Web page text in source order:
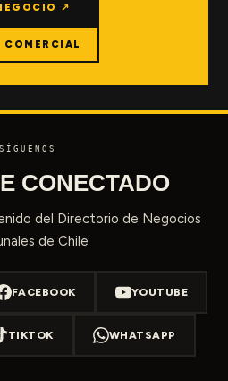
↗
SÍGUENOS
CONECTADO
del Directorio de Negocios
de Chile
FACEBOOK YOUTUBE
TIKTOK WHATSAPP